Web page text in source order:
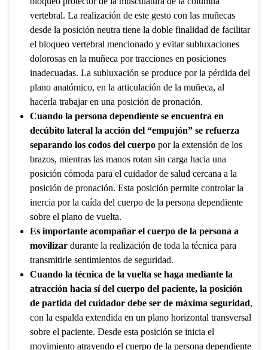
vertebral. La realización de este gesto con las muñecas
desde la posición neutra tiene la doble finalidad de facilitar
el bloqueo vertebral mencionado y evitar subluxaciones
dolorosas en la muñeca por tracciones en posiciones
inadecuadas. La subluxación se produce por la pérdida del
plano anatómico, en la articulación de la muñeca, al
hacerla trabajar en una posición de pronación.
Cuando la persona dependiente se encuentra en
decúbito lateral la acción del “empujón” se refuerza
separando los codos del cuerpopor la extensión de los
brazos, mientras las manos rotan sin carga hacia una
posición cómoda para el cuidador de salud cercana a la
posición de pronación. Esta posición permite controlar la
inercia por la caída del cuerpo de la persona dependiente
sobre el plano de vuelta.
Es importante acompañar el cuerpo de la persona a
movilizardurante la realización de toda la técnica para
transmitirle sentimientos de seguridad.
Cuando la técnica de la vuelta se haga mediante la
atracción hacia sí del cuerpo del paciente, la posición
de partida del cuidador debe ser de máxima seguridad,
con la espalda extendida en un plano horizontal transversal
sobre el paciente. Desde esta posición se inicia el
movimiento atrayendo el cuerpo de la persona dependiente